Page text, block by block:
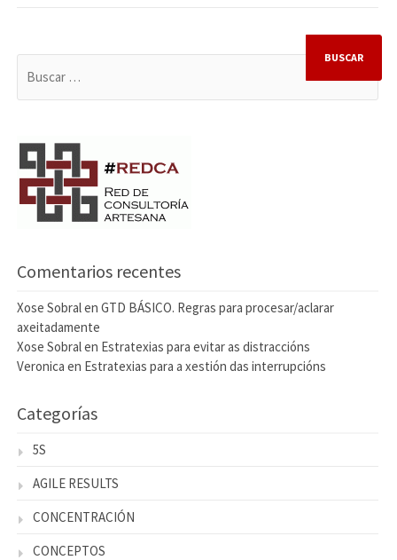
Comentarios recentes
Xose Sobralen GTD BÁSICO. Regras para procesar/aclarar
axeitadamente
Xose Sobralen Estratexias para evitar as distraccións
Veronica en Estratexias para a xestión das interrupcións
Categorías
5S
AGILE RESULTS
CONCENTRACIÓN
CONCEPTOS